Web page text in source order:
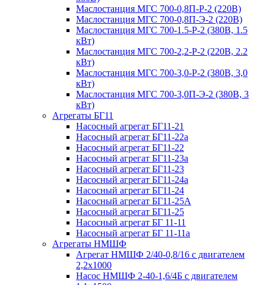
Маслостанция МГС 700-0,8П-Р-2 (220В)
Маслостанция МГС 700-0,8П-Э-2 (220В)
Маслостанция МГС 700-1.5-Р-2 (380В, 1.5
кВт)
Маслостанция МГС 700-2,2-Р-2 (220В, 2.2
кВт)
Маслостанция МГС 700-3,0-Р-2 (380В, 3,0
кВт)
Маслостанция МГС 700-3,0П-Э-2 (380В, 3
кВт)
Агрегаты БГ11
Насосный агрегат БГ11-21
Насосный агрегат БГ11-22а
Насосный агрегат БГ11-22
Насосный агрегат БГ11-23а
Насосный агрегат БГ11-23
Насосный агрегат БГ11-24а
Насосный агрегат БГ11-24
Насосный агрегат БГ11-25А
Насосный агрегат БГ11-25
Насосный агрегат БГ 11-11
Насосный агрегат БГ 11-11а
Агрегаты НМШФ
Агрегат НМШФ 2/40-0,8/16 с двигателем
2,2х1000
Насос НМШФ 2-40-1,6/4Б с двигателем